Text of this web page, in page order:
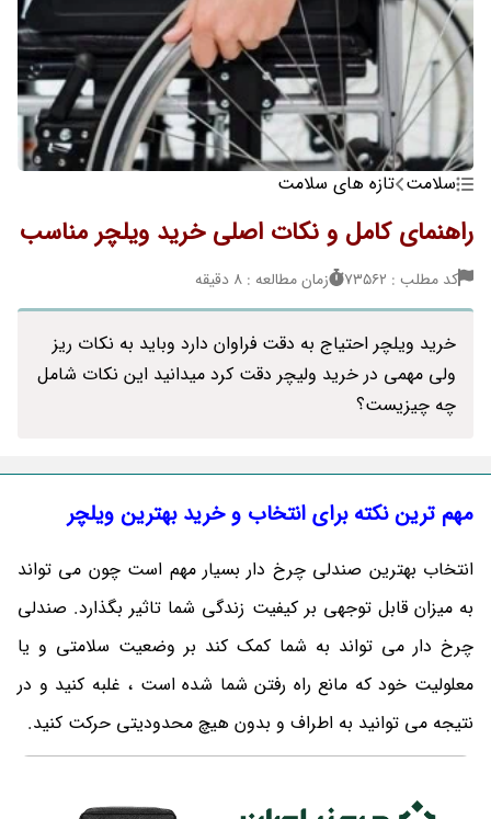
سلامت تازه های سلامت
راهنمای کامل و نکات اصلی خرید ویلچر مناسب
کد مطلب : 73562 زمان مطالعه : 8 دقیقه
خرید ویلچر احتیاج به دقت فراوان دارد وباید به نکات ریز
ولی مهمی در خرید ولیچر دقت کرد میدانید این نکات شامل
چه چیزیست؟
مهم ترین نکته برای انتخاب و خرید بهترین ویلچر
انتخاب بهترین صندلی چرخ دار بسیار مهم است چون می تواند
به میزان قابل توجهی بر کیفیت زندگی شما تاثیر بگذارد. صندلی
چرخ دار می تواند به شما کمک کند بر وضعیت سلامتی و یا
معلولیت خود که مانع راه رفتن شما شده است ، غلبه کنید و در
نتیجه می توانید به اطراف و بدون هیچ محدودیتی حرکت کنید.